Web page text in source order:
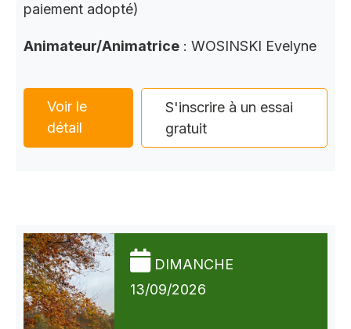
paiement adopté)
Animateur/Animatrice : WOSINSKI Evelyne
Voir le
détail
S'inscrire à un essai
gratuit
DIMANCHE
13/09/2026